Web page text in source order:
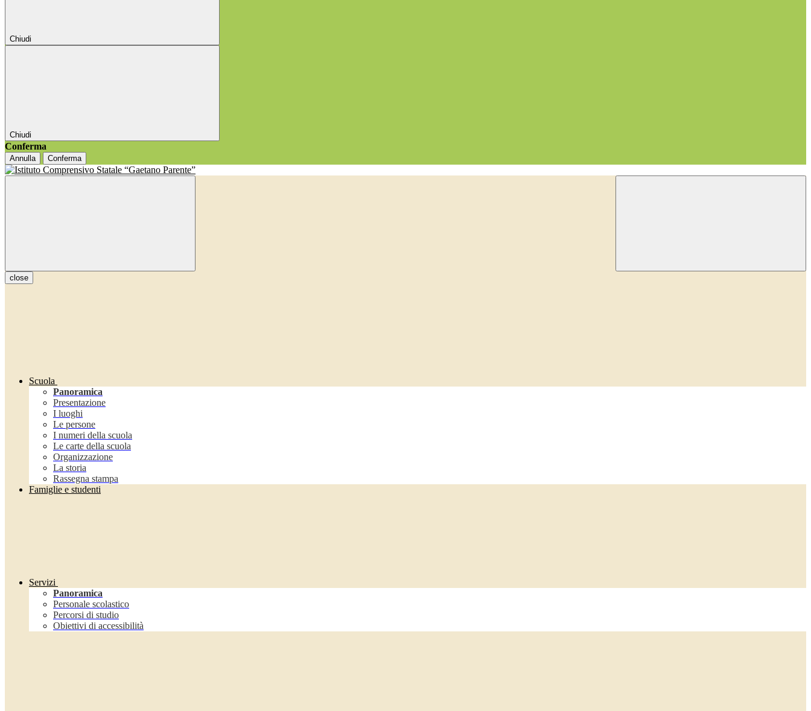
Chiudi
Chiudi
Conferma
Annulla Conferma
close
Scuola
Panoramica
Presentazione
I luoghi
Le persone
I numeri della scuola
Le carte della scuola
Organizzazione
La storia
Rassegna stampa
Famiglie e studenti
Servizi
Panoramica
Personale scolastico
Percorsi di studio
Obiettivi di accessibilità